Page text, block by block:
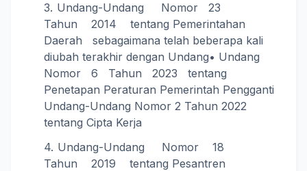
Undang-Undang Nomor 23
Tahun 2014 tentang Pemerintahan
Daerah sebagaimana telah beberapa kali
diubah terakhir dengan Undang• Undang
Nomor 6 Tahun 2023 tentang
Penetapan Peraturan Pemerintah Pengganti
Undang-Undang Nomor 2 Tahun 2022
tentang Cipta Kerja
Undang-Undang Nomor 18
Tahun 2019 tentang Pesantren